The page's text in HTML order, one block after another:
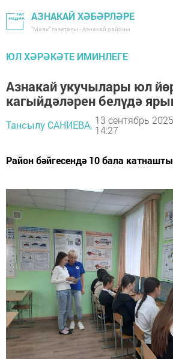
АЗНАКАЙ ХӘБӘРЛӘРЕ
"Маяк" газетасы - Азнакай районы
ЮЛ ХӘРӘКӘТЕ ИМИНЛЕГЕ
Азнакай укучылары юл
кагыйдәләрен белүдә
Тансылу САНИЕВА, 13 сентябрь
14:27
Район бәйгесендә 10 бала